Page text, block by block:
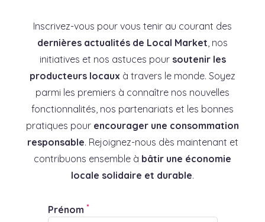
Inscrivez-vous pour vous tenir au courant des
dernières actualités de Local Market, nos
initiatives et nos astuces pour soutenir les
producteurs locaux à travers le monde. Soyez
parmi les premiers à connaître nos nouvelles
fonctionnalités, nos partenariats et les bonnes
pratiques pour encourager une consommation
responsable. Rejoignez-nous dès maintenant et
contribuons ensemble à bâtir une économie
locale solidaire et durable.
Prénom *